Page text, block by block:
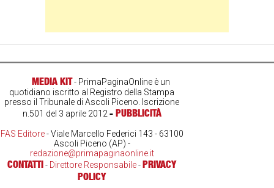
MEDIA KIT- PrimaPaginaOnline è un
quotidiano iscritto al Registro della Stampa
presso il Tribunale di Ascoli Piceno. Iscrizione
n.501 del 3 aprile 2012 - PUBBLICITÀ
FAS Editore- Viale Marcello Federici 143 - 63100
Ascoli Piceno (AP) -
redazione@primapaginaonline.it
CONTATTI- Direttore Responsabile-PRIVACY
POLICY